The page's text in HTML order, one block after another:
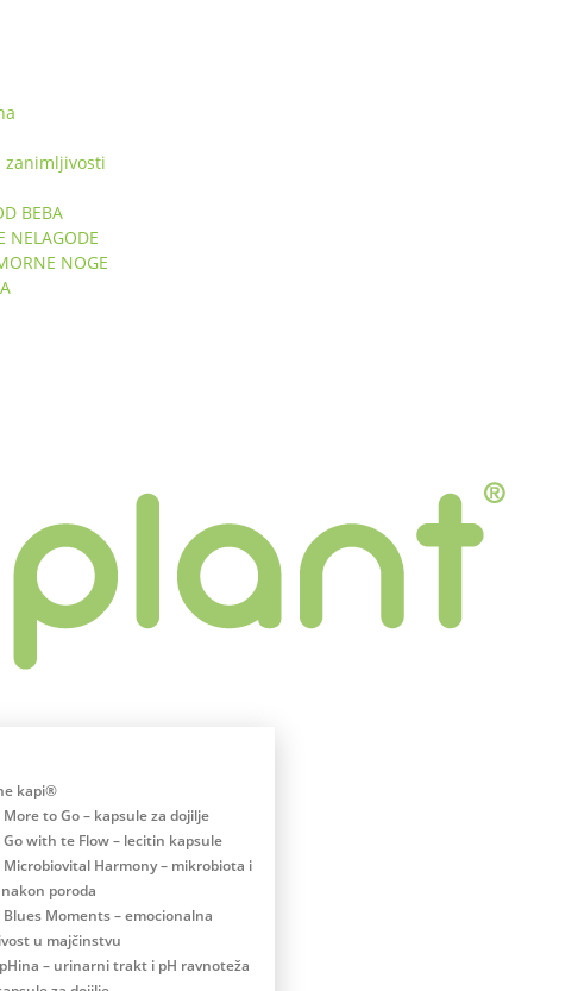
zanimljivosti
BEBA
NELAGODE
NOGE
kapi®
More to Go – kapsule za dojilje
Go with te Flow – lecitin kapsule
Microbiovital Harmony – mikrobiota i
poroda
Blues Moments – emocionalna
u majčinstvu
– urinarni trakt i pH ravnoteža